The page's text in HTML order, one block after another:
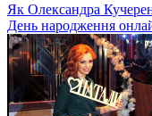
Як Олександра
День народження